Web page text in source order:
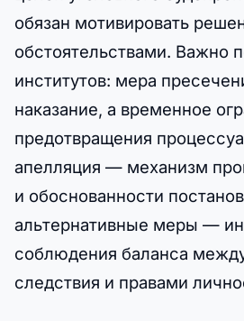
обязан мотивировать
обстоятельствами. Важно
институтов: мера
наказание, а временное
предотвращения
апелляция — механизм
и обоснованности
альтернативные меры —
соблюдения баланса
следствия и правами